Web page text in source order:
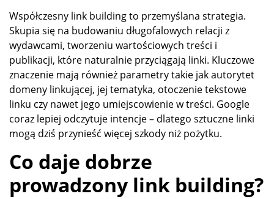
Współczesny link building to przemyślana strategia.
Skupia się na budowaniu długofalowych relacji z
wydawcami, tworzeniu wartościowych treści i
publikacji, które naturalnie przyciągają linki. Kluczowe
znaczenie mają również parametry takie jak autorytet
domeny linkującej, jej tematyka, otoczenie tekstowe
linku czy nawet jego umiejscowienie w treści. Google
coraz lepiej odczytuje intencje – dlatego sztuczne linki
mogą dziś przynieść więcej szkody niż pożytku.
Co daje dobrze
prowadzony link building?